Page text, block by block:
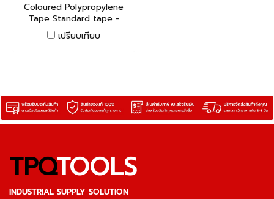
Coloured Polypropylene
Tape Standard tape -
competitively priced,
widely used in all sorts of
เปรียบเทียบ
TPQTOOLS
INDUSTRIAL SUPPLY SOLUTION